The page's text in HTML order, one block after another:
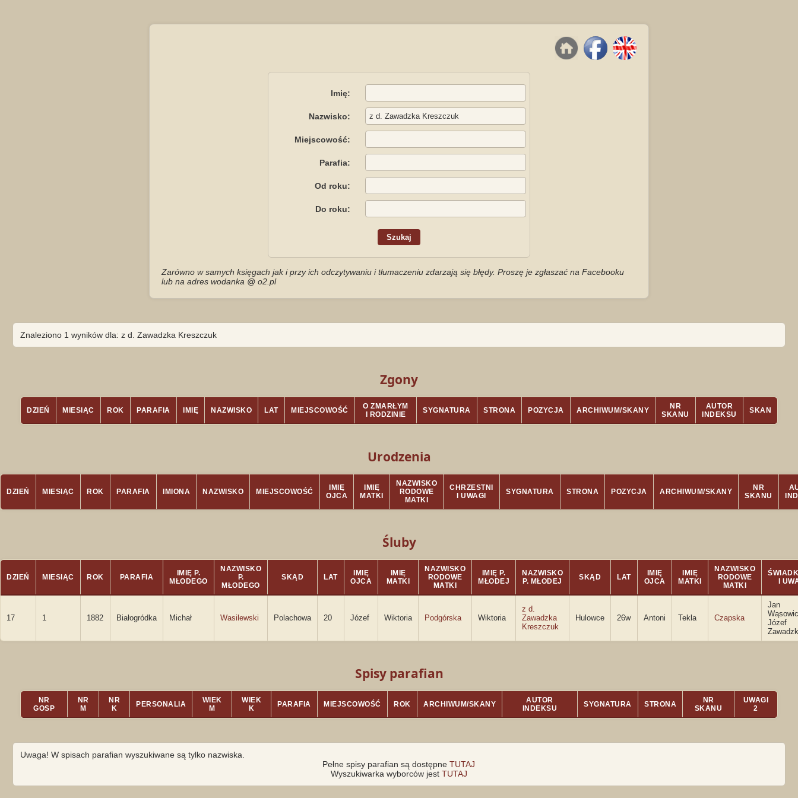
Imię:
Nazwisko:
Miejscowość:
Parafia:
Od roku:
Do roku:
Zarówno w samych księgach jak i przy ich odczytywaniu i tłumaczeniu zdarzają się błędy. Proszę je zgłaszać na Facebooku
lub na adres wodanka @ o2.pl
Znaleziono 1 wyników dla: z d. Zawadzka Kreszczuk
Zgony
DZIEŃ MIESIĄC ROK PARAFIA IMIĘ NAZWISKO LAT MIEJSCOWOŚĆ
O ZMARŁYM
I RODZINIE
SYGNATURA STRONA POZYCJA ARCHIWUM/SKANY
NR
SKANU
AUTOR
INDEKSU
SKAN
Urodzenia
DZIEŃ MIESIĄC ROK PARAFIA IMIONA NAZWISKO MIEJSCOWOŚĆ
IMIĘ
OJCA
IMIĘ
MATKI
NAZWISKO
RODOWE
MATKI
CHRZESTNI
I UWAGI
SYGNATURA STRONA POZYCJA ARCHIWUM/SKANY
NR
SKANU
Śluby
DZIEŃ MIESIĄC ROK PARAFIA
IMIĘ P.
MŁODEGO
NAZWISKO
P.
MŁODEGO
SKĄD LAT
IMIĘ
OJCA
IMIĘ
MATKI
NAZWISKO
RODOWE
MATKI
IMIĘ P.
MŁODEJ
NAZWISKO
P. MŁODEJ
SKĄD LAT
IMIĘ
OJCA
IMIĘ
MATKI
NAZWISKO
RODOWE
MATKI
I
17 1 1882 Białogródka Michał Wasilewski Polachowa 20 Józef Wiktoria Podgórska Wiktoria
z d.
Zawadzka
Kreszczuk
Hulowce 26w Antoni Tekla Czapska
Jan
Józef
Spisy parafian
NR
GOSP
NR
M
NR
K
PERSONALIA
WIEK
M
WIEK
K
PARAFIA MIEJSCOWOŚĆ ROK ARCHIWUM/SKANY
AUTOR
INDEKSU
SYGNATURA STRONA
NR
SKANU
UWAGI
2
Uwaga! W spisach parafian wyszukiwane są tylko nazwiska.
Pełne spisy parafian są dostępneTUTAJ
Wyszukiwarka wyborców jest TUTAJ